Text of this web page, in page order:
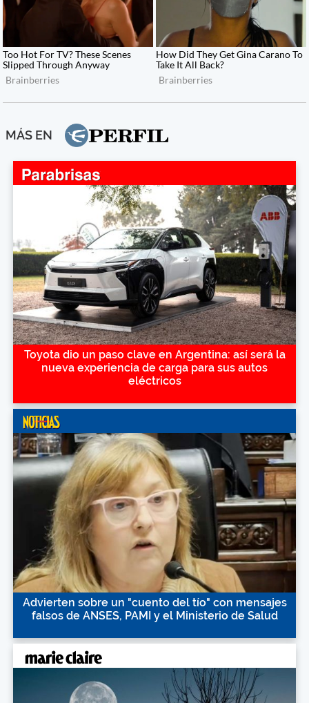
MÁS EN
Toyota dio un paso clave en Argentina: así será la
nueva experiencia de carga para sus autos
eléctricos
Advierten sobre un "cuento del tío" con mensajes
falsos de ANSES, PAMI y el Ministerio de Salud